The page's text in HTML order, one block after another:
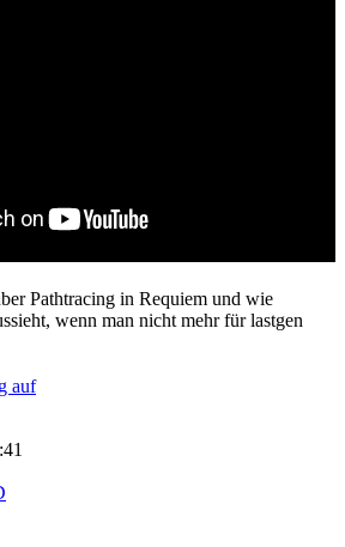
Pathtracing in Requiem und wie
wenn man nicht mehr für lastgen
auf